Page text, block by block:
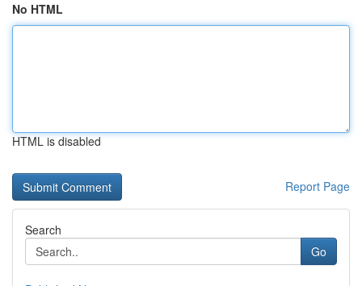
No HTML
HTML is disabled
Report Page
Search
Go